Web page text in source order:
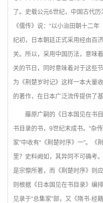
了。史载公元6世纪，中国古代
《儒传》说：“以小治田朝十二
纪初，日本朝廷正式采用经由百
关。所以，采用中国历法，意味
关的节日，同时意味着对于这些
为《荆楚岁时记》这样一本大量
的著作，在日本广泛流传提供了基
藤原广嗣的《日本国见在书
书目录的书，9世纪末成书。“杂
家”中收有“《荆楚时序》一”。
里？史料阙如，其异同不可确考
是宗懔所著，而《荆楚时序》则
则根据《日本国见在书目录》编
见录于“总集家”部，又《隋书·经